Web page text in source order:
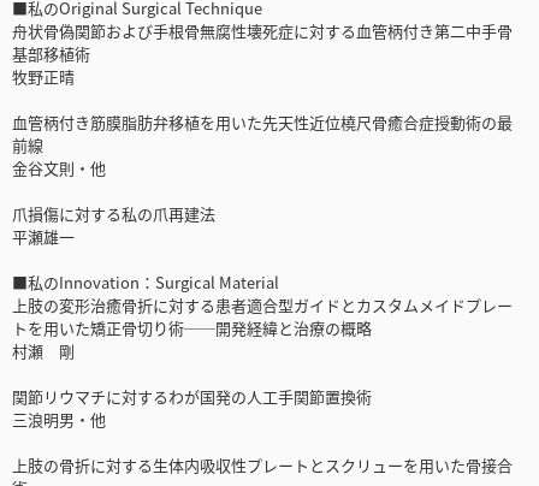
■私のOriginal Surgical Technique
舟状骨偽関節および手根骨無腐性壊死症に対する血管柄付き第二中手骨
基部移植術
牧野正晴
血管柄付き筋膜脂肪弁移植を用いた先天性近位橈尺骨癒合症授動術の最
前線
金谷文則・他
爪損傷に対する私の爪再建法
平瀬雄一
■私のInnovation：Surgical Material
上肢の変形治癒骨折に対する患者適合型ガイドとカスタムメイドプレー
トを用いた矯正骨切り術──開発経緯と治療の概略
村瀬 剛
関節リウマチに対するわが国発の人工手関節置換術
三浪明男・他
上肢の骨折に対する生体内吸収性プレートとスクリューを用いた骨接合